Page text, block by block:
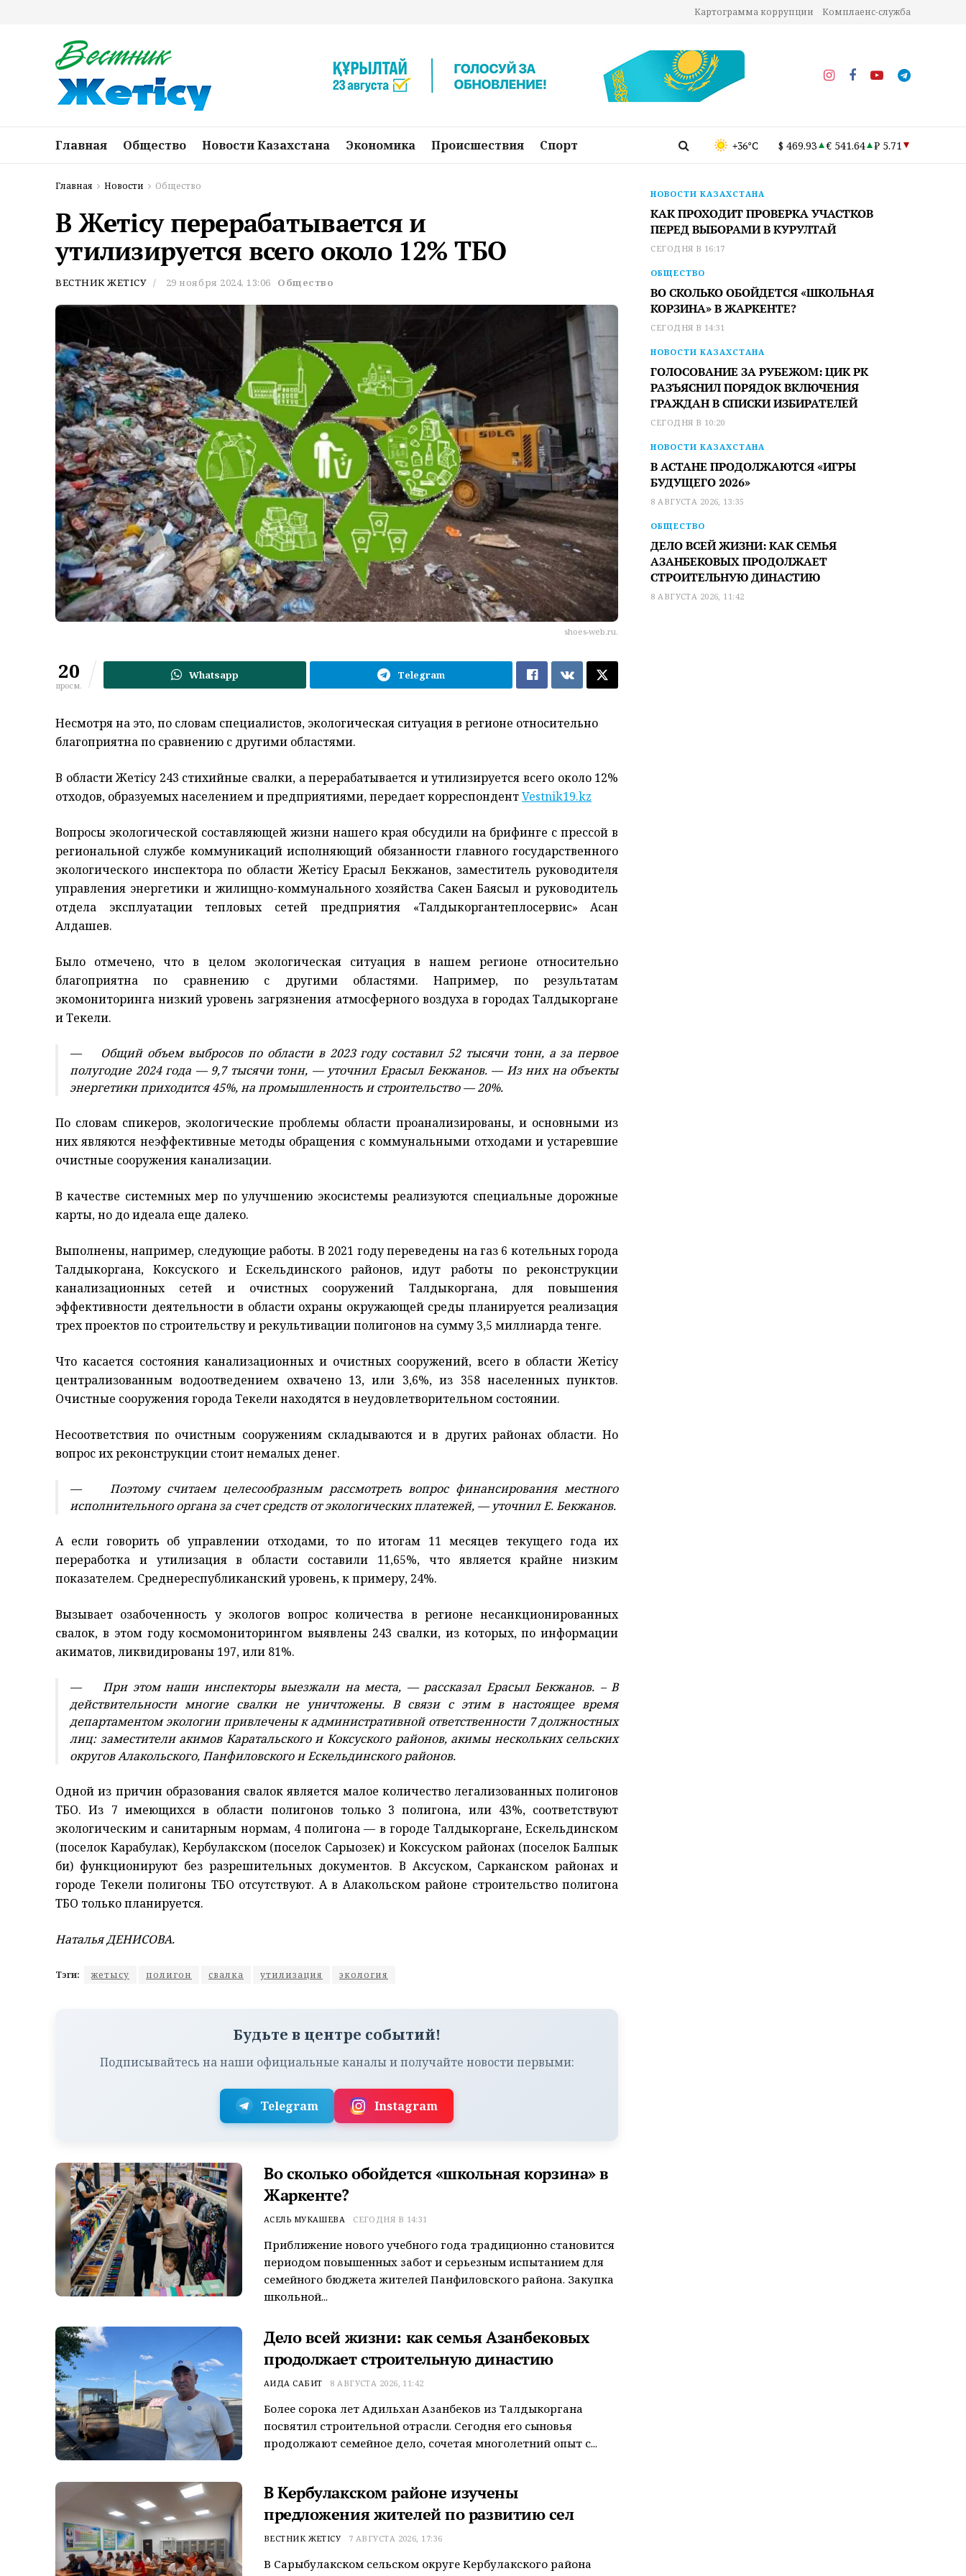
Картограмма коррупции Комплаенс-служба
Главная Общество Новости Казахстана Экономика Происшествия Спорт +36°C $ 469.93 € 541.64 ₽ 5.71
Главная Новости Общество
В Жетiсу перерабатывается и
утилизируется всего около 12% ТБО
ВЕСТНИК ЖЕТІСУ 29 ноября 2024, 13:06 Общество
shoes-web.ru.
20
просм.
Whatsapp Telegram
Несмотря на это, по словам специалистов, экологическая ситуация в регионе относительно
благоприятна по сравнению с другими областями.
В области Жетiсу 243 стихийные свалки, а перерабатывается и утилизируется всего около 12%
отходов, образуемых населением и предприятиями, передает корреспондентVestnik19.kz
Вопросы экологической составляющей жизни нашего края обсудили на брифинге с прессой в
региональной службе коммуникаций исполняющий обязанности главного государственного
экологического инспектора по области Жетiсу Ерасыл Бекжанов, заместитель руководителя
управления энергетики и жилищно-коммунального хозяйства Сакен Баясыл и руководитель
отдела эксплуатации тепловых сетей предприятия «Талдыкоргантеплосервис» Асан
Алдашев.
Было отмечено, что в целом экологическая ситуация в нашем регионе относительно
благоприятна по сравнению с другими областями. Например, по результатам
экомониторинга низкий уровень загрязнения атмосферного воздуха в городах Талдыкоргане
и Текели.
— Общий объем выбросов по области в 2023 году составил 52 тысячи тонн, а за первое
полугодие 2024 года — 9,7 тысячи тонн, — уточнил Ерасыл Бекжанов. — Из них на объекты
энергетики приходится 45%, на промышленность и строительство — 20%.
По словам спикеров, экологические проблемы области проанализированы, и основными из
них являются неэффективные методы обращения с коммунальными отходами и устаревшие
очистные сооружения канализации.
В качестве системных мер по улучшению экосистемы реализуются специальные дорожные
карты, но до идеала еще далеко.
Выполнены, например, следующие работы. В 2021 году переведены на газ 6 котельных города
Талдыкоргана, Коксуского и Ескельдинского районов, идут работы по реконструкции
канализационных сетей и очистных сооружений Талдыкоргана, для повышения
эффективности деятельности в области охраны окружающей среды планируется реализация
трех проектов по строительству и рекультивации полигонов на сумму 3,5 миллиарда тенге.
Что касается состояния канализационных и очистных сооружений, всего в области Жетiсу
централизованным водоотведением охвачено 13, или 3,6%, из 358 населенных пунктов.
Очистные сооружения города Текели находятся в неудовлетворительном состоянии.
Несоответствия по очистным сооружениям складываются и в других районах области. Но
вопрос их реконструкции стоит немалых денег.
— Поэтому считаем целесообразным рассмотреть вопрос финансирования местного
исполнительного органа за счет средств от экологических платежей, — уточнил Е. Бекжанов.
А если говорить об управлении отходами, то по итогам 11 месяцев текущего года их
переработка и утилизация в области составили 11,65%, что является крайне низким
показателем. Среднереспубликанский уровень, к примеру, 24%.
Вызывает озабоченность у экологов вопрос количества в регионе несанкционированных
свалок, в этом году космомониторингом выявлены 243 свалки, из которых, по информации
акиматов, ликвидированы 197, или 81%.
— При этом наши инспекторы выезжали на места, — рассказал Ерасыл Бекжанов. – В
действительности многие свалки не уничтожены. В связи с этим в настоящее время
департаментом экологии привлечены к административной ответственности 7 должностных
лиц: заместители акимов Каратальского и Коксуского районов, акимы нескольких сельских
округов Алакольского, Панфиловского и Ескельдинского районов.
Одной из причин образования свалок является малое количество легализованных полигонов
ТБО. Из 7 имеющихся в области полигонов только 3 полигона, или 43%, соответствуют
экологическим и санитарным нормам, 4 полигона — в городе Талдыкоргане, Ескельдинском
(поселок Карабулак), Кербулакском (поселок Сарыозек) и Коксуском районах (поселок Балпык
би) функционируют без разрешительных документов. В Аксуском, Сарканском районах и
городе Текели полигоны ТБО отсутствуют. А в Алакольском районе строительство полигона
ТБО только планируется.
Наталья ДЕНИСОВА.
Тэги: жетысу полигон свалка утилизация экология
Будьте в центре событий!
Подписывайтесь на наши официальные каналы и получайте новости первыми:
Telegram Instagram
Во сколько обойдется «школьная корзина» в
Жаркенте?
АСЕЛЬ МУКАШЕВА СЕГОДНЯ В 14:31
Приближение нового учебного года традиционно становится
периодом повышенных забот и серьезным испытанием для
семейного бюджета жителей Панфиловского района. Закупка
школьной...
Дело всей жизни: как семья Азанбековых
продолжает строительную династию
АИДА САБИТ 8 АВГУСТА 2026, 11:42
Более сорока лет Адильхан Азанбеков из Талдыкоргана
посвятил строительной отрасли. Сегодня его сыновья
продолжают семейное дело, сочетая многолетний опыт с...
В Кербулакском районе изучены
предложения жителей по развитию сел
ВЕСТНИК ЖЕТІСУ 7 АВГУСТА 2026, 17:36
В Сарыбулакском сельском округе Кербулакского района
НОВОСТИ КАЗАХСТАНА
КАК ПРОХОДИТ ПРОВЕРКА УЧАСТКОВ
ПЕРЕД ВЫБОРАМИ В КУРУЛТАЙ
СЕГОДНЯ В 16:17
ОБЩЕСТВО
ВО СКОЛЬКО ОБОЙДЕТСЯ «ШКОЛЬНАЯ
КОРЗИНА» В ЖАРКЕНТЕ?
СЕГОДНЯ В 14:31
НОВОСТИ КАЗАХСТАНА
ГОЛОСОВАНИЕ ЗА РУБЕЖОМ: ЦИК РК
РАЗЪЯСНИЛ ПОРЯДОК ВКЛЮЧЕНИЯ
ГРАЖДАН В СПИСКИ ИЗБИРАТЕЛЕЙ
СЕГОДНЯ В 10:20
НОВОСТИ КАЗАХСТАНА
В АСТАНЕ ПРОДОЛЖАЮТСЯ «ИГРЫ
БУДУЩЕГО 2026»
8 АВГУСТА 2026, 13:35
ОБЩЕСТВО
ДЕЛО ВСЕЙ ЖИЗНИ: КАК СЕМЬЯ
АЗАНБЕКОВЫХ ПРОДОЛЖАЕТ
СТРОИТЕЛЬНУЮ ДИНАСТИЮ
8 АВГУСТА 2026, 11:42